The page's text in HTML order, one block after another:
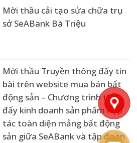
Mời thầu cải tạo sửa chữa trụ
sở SeABank Bà Triệu
Mời thầu Truyền thông đẩy tin
bài trên website mua bán bất
động sản – Chương trình thúc
đẩy kinh doanh sản phẩm hợp
tác toàn diện mảng bất động
sản giữa SeABank và tập đoàn